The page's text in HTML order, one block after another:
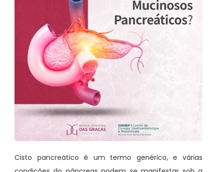
Cisto pancreático é um termo genérico, e várias